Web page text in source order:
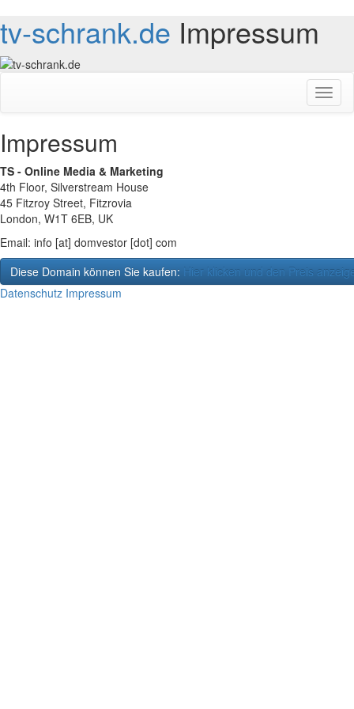
tv-schrank.de Impressum
Impressum
TS - Online Media & Marketing
4th Floor, Silverstream House
45 Fitzroy Street, Fitzrovia
London, W1T 6EB, UK
Email: info [at] domvestor [dot] com
Diese Domain können Sie kaufen: Hier klicken und den Preis
Datenschutz Impressum